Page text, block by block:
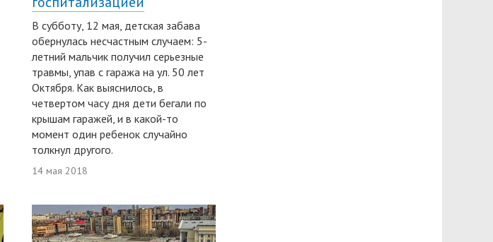
В субботу, 12 мая, детская забава
обернулась несчастным случаем: 5-
летний мальчик получил серьезные
травмы, упав с гаража на ул. 50 лет
Октября. Как выяснилось, в
четвертом часу дня дети бегали по
крышам гаражей, и в какой-то
момент один ребенок случайно
толкнул другого.
14 мая 2018